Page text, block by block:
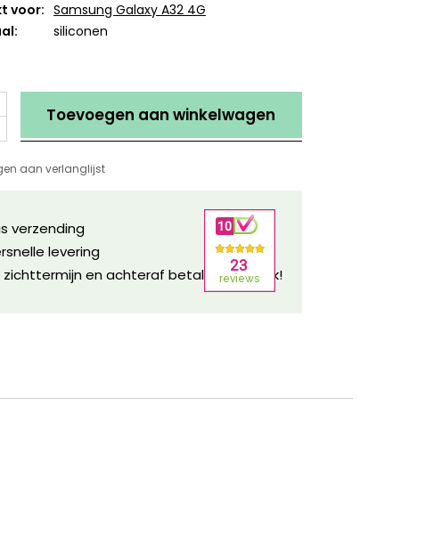
voor: Samsung Galaxy A32 4G
siliconen
Toevoegen aan winkelwagen
aan verlanglijst
verzending
levering
zichttermijn en achteraf betalen mogelijk!